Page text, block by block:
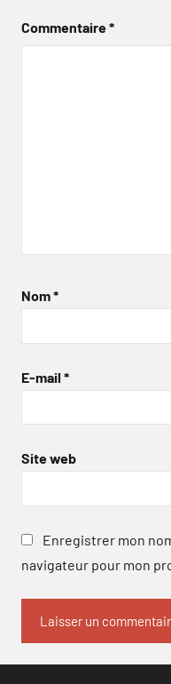
Commentaire*
Nom*
E-mail *
Site web
Enregistrer mon
navigateur pour mon